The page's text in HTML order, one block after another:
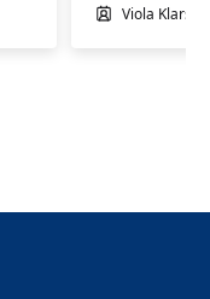
Viola